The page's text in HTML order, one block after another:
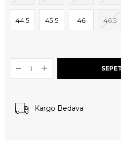
44.5 45.5 46 46.5
Kargo Bedava